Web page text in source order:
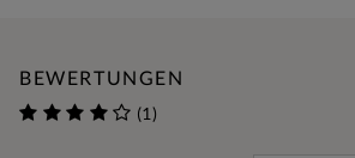
BEWERTUNGEN
(1)